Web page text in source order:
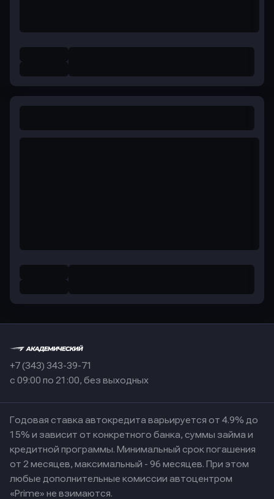
+7 (343) 343-39-71
с 09:00 по 21:00, без выходных
Годовая ставка автокредита варьируется от 4.9% до
15% и зависит от конкретного банка, суммы займа и
кредитной программы. Минимальный срок погашения
от 2 месяцев, максимальный - 96 месяцев. При этом
любые дополнительные комиссии автоцентром
«Prime» не взимаются.